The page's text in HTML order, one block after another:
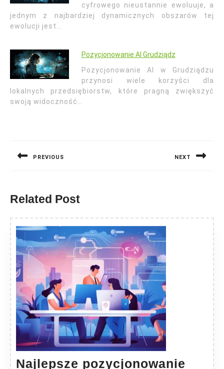
cyfrowego nieustannie ewoluuje, a
jednym z najbardziej dynamicznych obszarów tej
ewolucji jest…
Pozycjonowanie AI Grudziądz
Pozycjonowanie AI w Grudziądzu
przynosi wiele korzyści dla
lokalnych przedsiębiorstw, które pragną zwiększyć
swoją widoczność…
PREVIOUS NEXT
Related Post
Najlepsze pozycjonowanie